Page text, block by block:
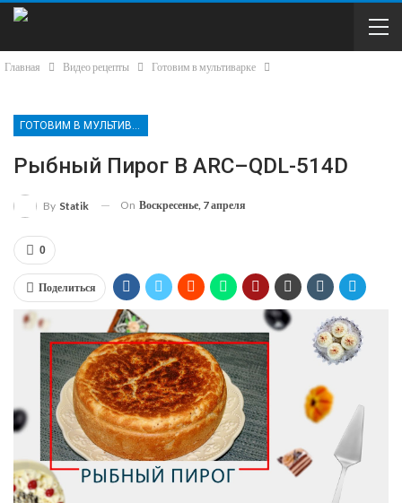
Главная Видео рецепты Готовим в мультиварке
Рыбный Пирог В ARC–QDL-514D
By Statik On Воскресенье, 7 апреля
0
Поделиться